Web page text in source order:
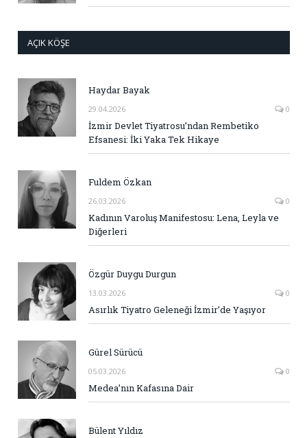
AÇIK KÖŞE
Haydar Bayak
29.04.2026 0
İzmir Devlet Tiyatrosu’ndan Rembetiko
Efsanesi: İki Yaka Tek Hikaye
Fuldem Özkan
26.03.2026 0
Kadının Varoluş Manifestosu: Lena, Leyla ve
Diğerleri
Özgür Duygu Durgun
13.03.2026 0
Asırlık Tiyatro Geleneği İzmir’de Yaşıyor
Gürel Sürücü
05.03.2026 0
Medea’nın Kafasına Dair
Bülent Yıldız